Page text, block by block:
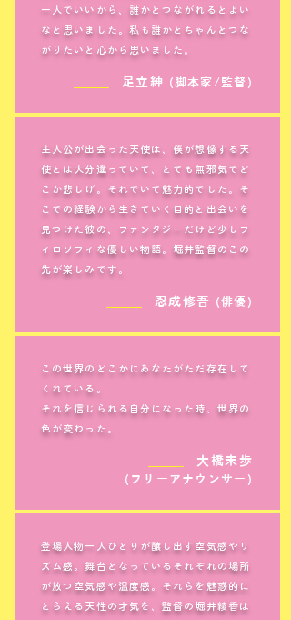
一人でいいから、誰かとつながれるとよい
なと思いました。私も誰かとちゃんとつな
がりたいと心から思いました。
足立紳 (脚本家/監督)
主人公が出会った天使は、僕が想像する天
使とは大分違っていて、とても無邪気でど
こか悲しげ。それでいて魅力的でした。そ
こでの経験から生きていく目的と出会いを
見つけた彼の、ファンタジーだけど少しフ
ィロソフィな優しい物語。堀井監督のこの
先が楽しみです。
忍成修吾 (俳優)
この世界のどこかにあなたがただ存在して
くれている。
それを信じられる自分になった時、世界の
色が変わった。
大橋未歩
(フリーアナウンサー)
登場人物一人ひとりが醸し出す空気感やリ
ズム感。舞台となっているそれぞれの場所
が放つ空気感や温度感。それらを魅惑的に
とらえる天性の才気を、監督の堀井綾香は